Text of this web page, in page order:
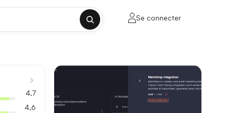
✕
Se connecter
4,7
4,6